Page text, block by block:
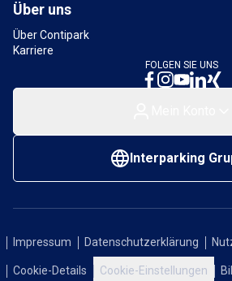
Über uns
Über Contipark
Karriere
FOLGEN SIE UNS
Interparking
Impressum Datenschutzerklärung
Cookie-Details Cookie-Einstellungen